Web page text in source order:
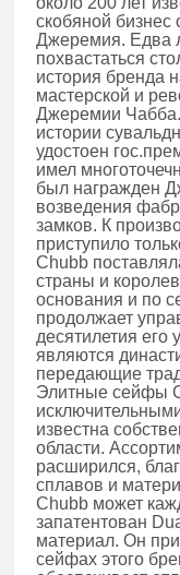
скобяной бизнес
Джеремия. Едва
похвастаться
история бренда
мастерской и
Джеремии
истории
удостоен
имел
был награжден
возведения
замков. К
приступило
Chubb
страны и
основания и по
продолжает
десятилетия его
являются
передающие
Элитные сейфы
известна
области.
расширился,
сплавов и
Chubb может
запатентован
материал. Он
сейфах этого